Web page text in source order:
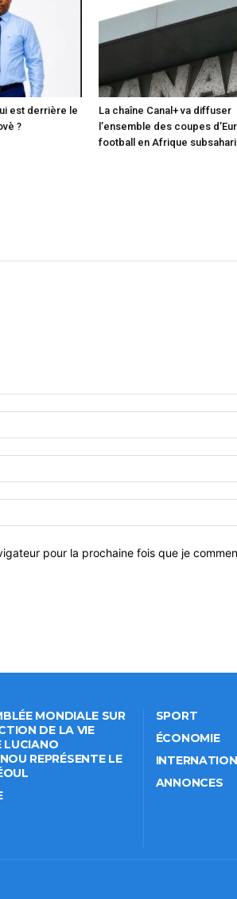
est derrière le
?
La chaîne Canal+ va diffuser
l’ensemble des coupes
football en Afrique
pour la prochaine fois que je
MONDIALE SUR
DE LA VIE
LUCIANO
REPRÉSENTE LE
SPORT
ÉCONOMIE
ANNONCES